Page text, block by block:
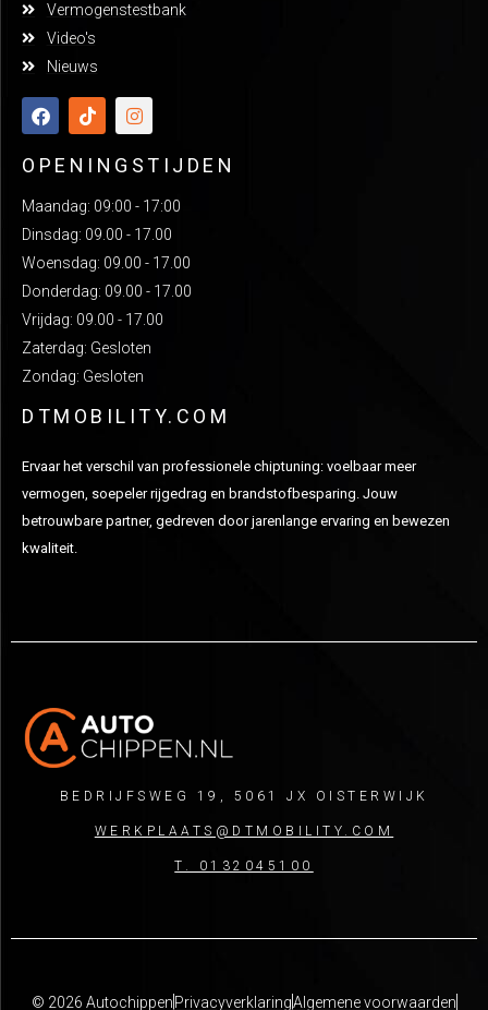
Vermogenstestbank
Video's
Nieuws
OPENINGSTIJDEN
Maandag: 09:00 - 17:00
Dinsdag: 09.00 - 17.00
Woensdag: 09.00 - 17.00
Donderdag: 09.00 - 17.00
Vrijdag: 09.00 - 17.00
Zaterdag: Gesloten
Zondag: Gesloten
DTMOBILITY.COM
Ervaar het verschil van professionele chiptuning: voelbaar meer
vermogen, soepeler rijgedrag en brandstofbesparing. Jouw
betrouwbare partner, gedreven door jarenlange ervaring en bewezen
kwaliteit.
BEDRIJFSWEG 19, 5061 JX OISTERWIJK
WERKPLAATS@DTMOBILITY.COM
T. 0132045100
© 2026 AutochippenPrivacyverklaringAlgemene voorwaarden